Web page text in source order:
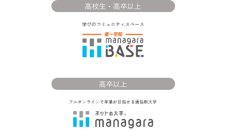
高校生・高卒以上
高卒以上